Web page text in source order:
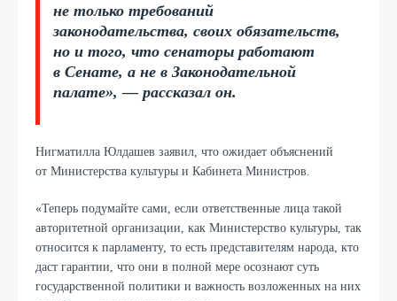
не только требований
законодательства, своих обязательств,
но и того, что сенаторы работают
в Сенате, а не в Законодательной
палате», — рассказал он.
Нигматилла Юлдашев заявил, что ожидает объяснений
от Министерства культуры и Кабинета Министров.
«Теперь подумайте сами, если ответственные лица такой
авторитетной организации, как Министерство культуры, так
относится к парламенту, то есть представителям народа, кто
даст гарантии, что они в полной мере осознают суть
государственной политики и важность возложенных на них